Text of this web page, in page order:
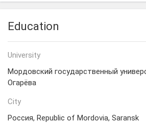
Education
University
Мордовский государственный
Огарёва
City
Россия, Republic of Mordovia, Saransk